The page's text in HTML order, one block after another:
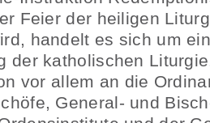
Feier der heiligen
handelt es sich um
der katholischen
vor allem an die
General- und